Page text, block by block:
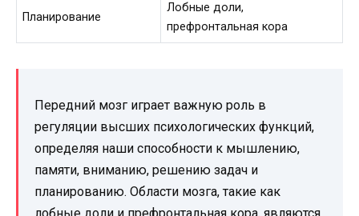
Планирование
Лобные доли,
префронтальная кора
Передний мозг играет важную роль в
регуляции высших психологических функций,
определяя наши способности к мышлению,
памяти, вниманию, решению задач и
планированию. Области мозга, такие как